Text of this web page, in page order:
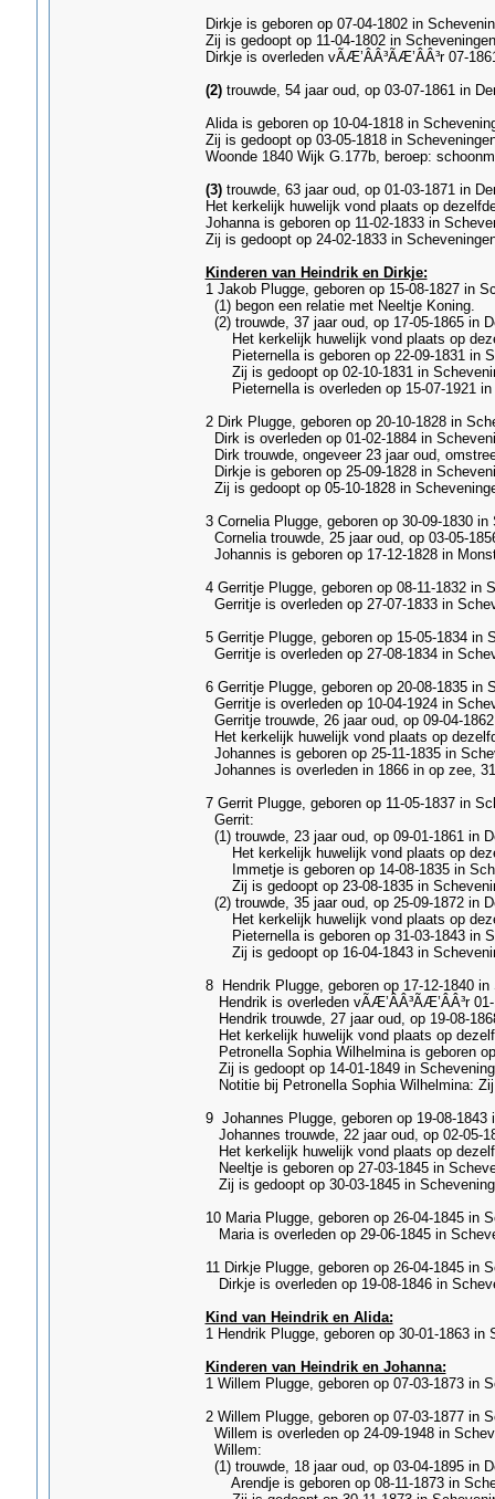
Dirkje is geboren op 07-04-1802 in
Zij is gedoopt op 11-04-1802 in
Dirkje is overleden vÃÆ’ÂÂ³ÃÆ’ÂÂ³r 07-
(2)trouwde, 54 jaar oud, op 03-07-1861 in
Alida is geboren op 10-04-1818 in
Zij is gedoopt op 03-05-1818 in
Woonde 1840 Wijk G.177b, beroep:
(3)trouwde, 63 jaar oud, op 01-03-1871 in
Het kerkelijk huwelijk vond plaats op
Johanna is geboren op 11-02-1833 in
Zij is gedoopt op 24-02-1833 in
Kinderen van Heindrik en Dirkje:
1 Jakob Plugge, geboren op 15-08-1827 in
(1) begon een relatie met Neeltje Koning.
(2) trouwde, 37 jaar oud, op 17-05-1865 in
Het kerkelijk huwelijk vond plaats op
Pieternella is geboren op 22-09-1831 in
Zij is gedoopt op 02-10-1831 in
Pieternella is overleden op 15-07-1921 in
2 Dirk Plugge, geboren op 20-10-1828 in
Dirk is overleden op 01-02-1884 in
Dirk trouwde, ongeveer 23 jaar oud,
Dirkje is geboren op 25-09-1828 in
Zij is gedoopt op 05-10-1828 in
3 Cornelia Plugge, geboren op 30-09-1830
Cornelia trouwde, 25 jaar oud, op 03-05-
Johannis is geboren op 17-12-1828 in
4 Gerritje Plugge, geboren op 08-11-1832 in
Gerritje is overleden op 27-07-1833 in
5 Gerritje Plugge, geboren op 15-05-1834 in
Gerritje is overleden op 27-08-1834 in
6 Gerritje Plugge, geboren op 20-08-1835 in
Gerritje is overleden op 10-04-1924 in
Gerritje trouwde, 26 jaar oud, op 09-04-
Het kerkelijk huwelijk vond plaats op
Johannes is geboren op 25-11-1835 in
Johannes is overleden in 1866 in op zee,
7 Gerrit Plugge, geboren op 11-05-1837 in
Gerrit:
(1) trouwde, 23 jaar oud, op 09-01-1861 in
Het kerkelijk huwelijk vond plaats op
Immetje is geboren op 14-08-1835 in
Zij is gedoopt op 23-08-1835 in
(2) trouwde, 35 jaar oud, op 25-09-1872 in
Het kerkelijk huwelijk vond plaats op
Pieternella is geboren op 31-03-1843 in
Zij is gedoopt op 16-04-1843 in
8 Hendrik Plugge, geboren op 17-12-1840
Hendrik is overleden vÃÆ’ÂÂ³ÃÆ’ÂÂ³r
Hendrik trouwde, 27 jaar oud, op 19-08-
Het kerkelijk huwelijk vond plaats op
Petronella Sophia Wilhelmina is geboren
Zij is gedoopt op 14-01-1849 in
Notitie bij Petronella Sophia Wilhelmina:
9 Johannes Plugge, geboren op 19-08-
Johannes trouwde, 22 jaar oud, op 02-05-
Het kerkelijk huwelijk vond plaats op
Neeltje is geboren op 27-03-1845 in
Zij is gedoopt op 30-03-1845 in
10 Maria Plugge, geboren op 26-04-1845 in
Maria is overleden op 29-06-1845 in
11 Dirkje Plugge, geboren op 26-04-1845 in
Dirkje is overleden op 19-08-1846 in
Kind van Heindrik en Alida:
1 Hendrik Plugge, geboren op 30-01-1863
Kinderen van Heindrik en Johanna:
1 Willem Plugge, geboren op 07-03-1873 in
2 Willem Plugge, geboren op 07-03-1877 in
Willem is overleden op 24-09-1948 in
Willem:
(1) trouwde, 18 jaar oud, op 03-04-1895 in
Arendje is geboren op 08-11-1873 in